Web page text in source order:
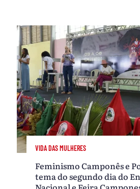
VIDA DAS MULHERES
Feminismo Camponês e
tema do segundo dia do